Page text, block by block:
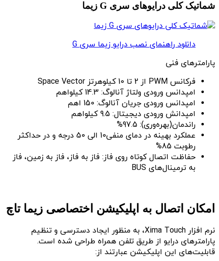
شماتیک کلی درایوهای سری G زیما
دانلود راهنمای نصب درایو زیما سری G
پارامترهای فنی
فرکانس PWM از 2 تا 10 کیلوهرتز Space Vector
امپدانس ورودی ولتاژ آنالوگ: 14.3 کیلواهم
امپدانس ورودی جریان آنالوگ: 150 اهم
امپدانش ورودی دیجیتال: 9.5 کیلواهم
راندمان(بهره‌وری): 97.5%
عملکرد بهینه در دمای منفی10 الی 50 درجه و در حداکثر
رطوبت 85%
حفاظت اتصال کوتاه روی فاز: فاز به فاز، فاز به زمین، فاز
به ترمینال‌های BUS
امکان اتصال به اپلیکیشن اختصاصی زیما تاچ
نرم افزار Xima Touch، به منظور ایجاد دسترسی و تنظیم
پارامترهای درایو از طریق تلفن همراه طراحی شده است.
قابلیت‌های این اپلیکیشن عبارتند از: